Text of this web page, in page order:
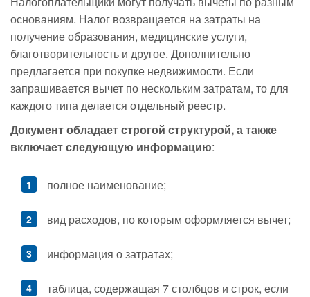
основаниям. Налог возвращается на затраты на
получение образования, медицинские услуги,
благотворительность и другое. Дополнительно
предлагается при покупке недвижимости. Если
запрашивается вычет по нескольким затратам, то для
каждого типа делается отдельный реестр.
Документ обладает строгой структурой, а также
включает следующую информацию:
полное наименование;
вид расходов, по которым оформляется вычет;
информация о затратах;
таблица, содержащая 7 столбцов и строк, если